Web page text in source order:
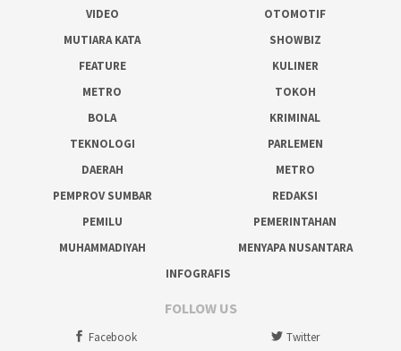
VIDEO
OTOMOTIF
MUTIARA KATA
SHOWBIZ
FEATURE
KULINER
METRO
TOKOH
BOLA
KRIMINAL
TEKNOLOGI
PARLEMEN
DAERAH
METRO
PEMPROV SUMBAR
REDAKSI
PEMILU
PEMERINTAHAN
MUHAMMADIYAH
MENYAPA NUSANTARA
INFOGRAFIS
FOLLOW US
Facebook Twitter